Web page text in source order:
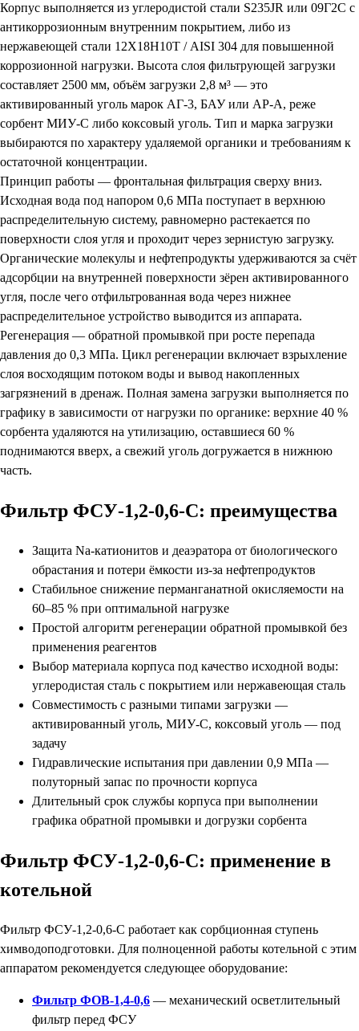
Корпус выполняется из углеродистой стали S235JR или 09Г2С с
антикоррозионным внутренним покрытием, либо из
нержавеющей стали 12Х18Н10Т / AISI 304 для повышенной
коррозионной нагрузки. Высота слоя фильтрующей загрузки
составляет 2500 мм, объём загрузки 2,8 м³ — это
активированный уголь марок АГ-3, БАУ или АР-А, реже
сорбент МИУ-С либо коксовый уголь. Тип и марка загрузки
выбираются по характеру удаляемой органики и требованиям к
остаточной концентрации.
Принцип работы — фронтальная фильтрация сверху вниз.
Исходная вода под напором 0,6 МПа поступает в верхнюю
распределительную систему, равномерно растекается по
поверхности слоя угля и проходит через зернистую загрузку.
Органические молекулы и нефтепродукты удерживаются за счёт
адсорбции на внутренней поверхности зёрен активированного
угля, после чего отфильтрованная вода через нижнее
распределительное устройство выводится из аппарата.
Регенерация — обратной промывкой при росте перепада
давления до 0,3 МПа. Цикл регенерации включает взрыхление
слоя восходящим потоком воды и вывод накопленных
загрязнений в дренаж. Полная замена загрузки выполняется по
графику в зависимости от нагрузки по органике: верхние 40 %
сорбента удаляются на утилизацию, оставшиеся 60 %
поднимаются вверх, а свежий уголь догружается в нижнюю
часть.
Фильтр ФСУ-1,2-0,6-С: преимущества
Защита Na-катионитов и деаэратора от биологического
обрастания и потери ёмкости из-за нефтепродуктов
Стабильное снижение перманганатной окисляемости на
60–85 % при оптимальной нагрузке
Простой алгоритм регенерации обратной промывкой без
применения реагентов
Выбор материала корпуса под качество исходной воды:
углеродистая сталь с покрытием или нержавеющая сталь
Совместимость с разными типами загрузки —
активированный уголь, МИУ-С, коксовый уголь — под
задачу
Гидравлические испытания при давлении 0,9 МПа —
полуторный запас по прочности корпуса
Длительный срок службы корпуса при выполнении
графика обратной промывки и догрузки сорбента
Фильтр ФСУ-1,2-0,6-С: применение в
котельной
Фильтр ФСУ-1,2-0,6-С работает как сорбционная ступень
химводоподготовки. Для полноценной работы котельной с этим
аппаратом рекомендуется следующее оборудование:
Фильтр ФОВ-1,4-0,6 — механический осветлительный
фильтр перед ФСУ